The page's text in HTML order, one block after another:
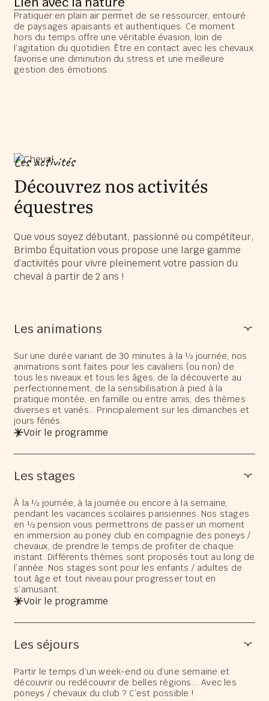
Pratiquer en plain air permet de se ressourcer, entouré
de paysages apaisants et authentiques. Ce moment
hors du temps offre une véritable évasion, loin de
l’agitation du quotidien. Être en contact avec les chevaux
favorise une diminution du stress et une meilleure
gestion des émotions.
Les activités
Découvrez nos activités
équestres
Que vous soyez débutant, passionné ou compétiteur,
Brimbo Équitation vous propose une large gamme
d’activités pour vivre pleinement votre passion du
cheval à partir de 2 ans !
Les animations
Sur une durée variant de 30 minutes à la ½ journée, nos
animations sont faites pour les cavaliers (ou non) de
tous les niveaux et tous les âges, de la découverte au
perfectionnement, de la sensibilisation à pied à la
pratique montée, en famille ou entre amis, des thèmes
diverses et variés… Principalement sur les dimanches et
jours fériés.
Voir le programme
Les stages
À la ½ journée, à la journée ou encore à la semaine,
pendant les vacances scolaires parisiennes. Nos stages
en ½ pension vous permettrons de passer un moment
en immersion au poney club en compagnie des poneys /
chevaux, de prendre le temps de profiter de chaque
instant. Différents thèmes sont proposés tout au long de
l’année. Nos stages sont pour les enfants / adultes de
tout âge et tout niveau pour progresser tout en
s’amusant.
Voir le programme
Les séjours
Partir le temps d’un week-end ou d’une semaine et
découvrir ou redécouvrir de belles régions…. Avec les
poneys / chevaux du club ? C’est possible !